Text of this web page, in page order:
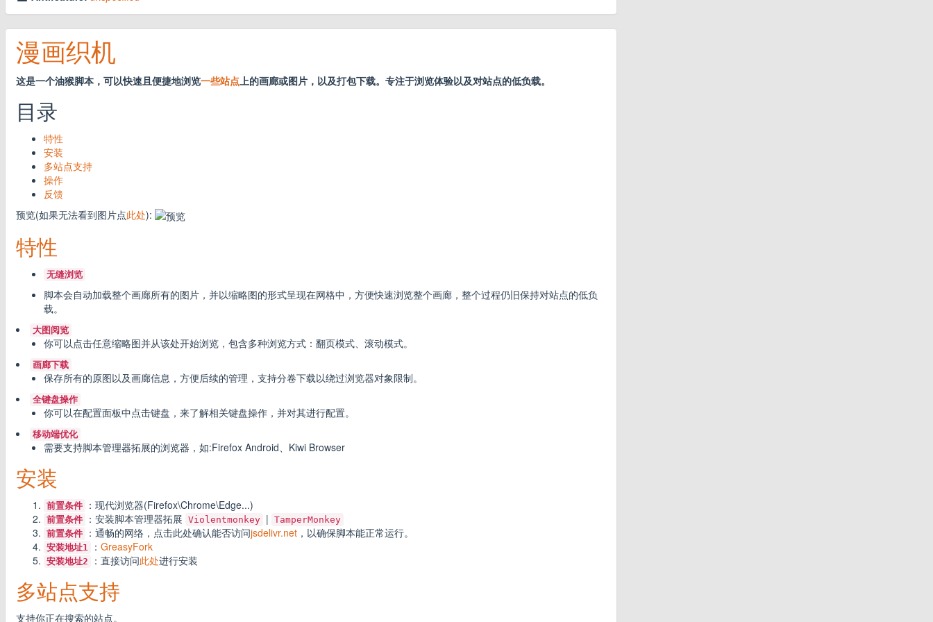
漫画织机
这是一个油猴脚本，可以快速且便捷地浏览一些站点上的画廊或图片，以及打包下载。专注于浏览体验以及对站点的低负载。
目录
特性
安装
多站点支持
操作
反馈
预览(如果无法看到图片点此处):
特性
无缝浏览
脚本会自动加载整个画廊所有的图片，并以缩略图的形式呈现在网格中，方便快速浏览整个画廊，整个过程仍旧保持对站点的低负
载。
大图阅览
你可以点击任意缩略图并从该处开始浏览，包含多种浏览方式：翻页模式、滚动模式。
画廊下载
保存所有的原图以及画廊信息，方便后续的管理，支持分卷下载以绕过浏览器对象限制。
全键盘操作
你可以在配置面板中点击键盘，来了解相关键盘操作，并对其进行配置。
移动端优化
需要支持脚本管理器拓展的浏览器，如:Firefox Android、Kiwi Browser
安装
前置条件 ：现代浏览器(Firefox\Chrome\Edge...)
前置条件 ：安装脚本管理器拓展 Violentmonkey | TamperMonkey
前置条件
：通畅的网络，点击此处确认能否访问jsdelivr.net ，以确保脚本能正常运行。
安装地址1 ： GreasyFork
安装地址2 ：直接访问此处进行安装
多站点支持
支持你正在搜索的站点。